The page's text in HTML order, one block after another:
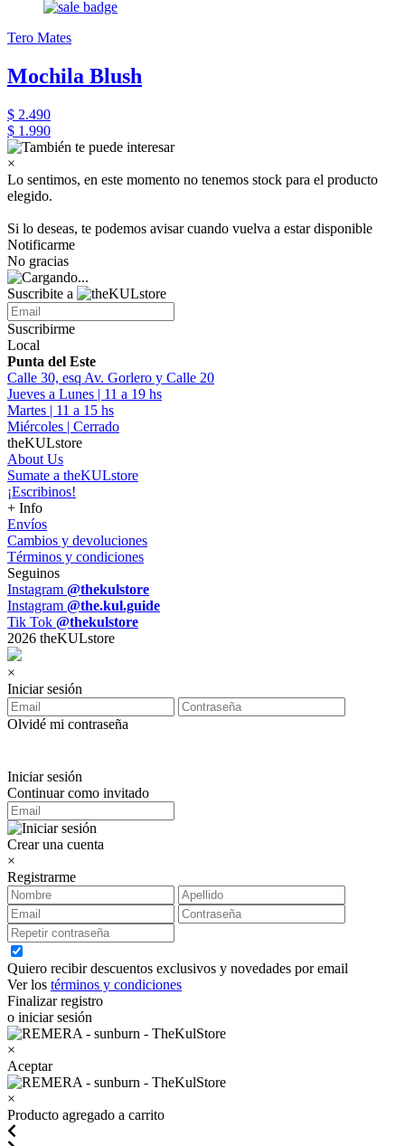
Tero Mates
Mochila Blush
$ 2.490
$ 1.990
×
Lo sentimos, en este momento no tenemos stock para el producto
elegido.
Si lo deseas, te podemos avisar cuando vuelva a estar disponible
Notificarme
No gracias
Suscribite a
Suscribirme
Local
Punta del Este
Calle 30, esq Av. Gorlero y Calle 20
Jueves a Lunes | 11 a 19 hs
Martes | 11 a 15 hs
Miércoles | Cerrado
theKULstore
About Us
Sumate a theKULstore
¡Escribinos!
+ Info
Envíos
Cambios y devoluciones
Términos y condiciones
Seguinos
Instagram @thekulstore
Instagram @the.kul.guide
Tik Tok @thekulstore
2026 theKULstore
×
Iniciar sesión
Olvidé mi contraseña
Iniciar sesión
Continuar como invitado
Crear una cuenta
×
Registrarme
Quiero recibir descuentos exclusivos y novedades por email
Ver los términos y condiciones
Finalizar registro
o iniciar sesión
×
Aceptar
×
Producto agregado a carrito